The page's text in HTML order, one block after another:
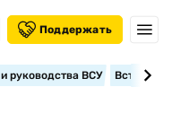
Поддержать
руководства ВСУ